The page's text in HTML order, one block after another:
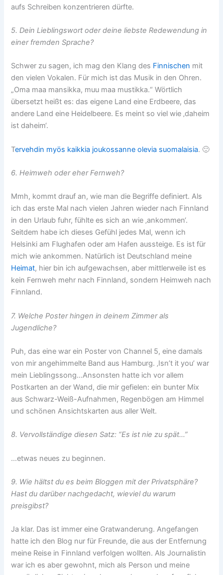
aufs Schreiben konzentrieren dürfte.
5. Dein Lieblingswort oder deine liebste Redewendung in
einer fremden Sprache?
Schwer zu sagen, ich mag den Klang des Finnischen mit
den vielen Vokalen. Für mich ist das Musik in den Ohren.
„Oma maa mansikka, muu maa mustikka.“ Wörtlich
übersetzt heißt es: das eigene Land eine Erdbeere, das
andere Land eine Heidelbeere. Es meint so viel wie ‚daheim
ist daheim‘.
Tervehdin myös kaikkia joukossanne olevia suomalaisia. 🙂
6. Heimweh oder eher Fernweh?
Mmh, kommt drauf an, wie man die Begriffe definiert. Als
ich das erste Mal nach vielen Jahren wieder nach Finnland
in den Urlaub fuhr, fühlte es sich an wie ‚ankommen‘.
Seitdem habe ich dieses Gefühl jedes Mal, wenn ich
Helsinki am Flughafen oder am Hafen aussteige. Es ist für
mich wie ankommen. Natürlich ist Deutschland meine
Heimat, hier bin ich aufgewachsen, aber mittlerweile ist es
kein Fernweh mehr nach Finnland, sondern Heimweh nach
Finnland.
7. Welche Poster hingen in deinem Zimmer als
Jugendliche?
Puh, das eine war ein Poster von Channel 5, eine damals
von mir angehimmelte Band aus Hamburg. ‚Isn’t it you’ war
mein Lieblingssong…Ansonsten hatte ich vor allem
Postkarten an der Wand, die mir gefielen: ein bunter Mix
aus Schwarz-Weiß-Aufnahmen, Regenbögen am Himmel
und schönen Ansichtskarten aus aller Welt.
8. Vervollständige diesen Satz: “Es ist nie zu spät…”
…etwas neues zu beginnen.
9. Wie hältst du es beim Bloggen mit der Privatsphäre?
Hast du darüber nachgedacht, wieviel du warum
preisgibst?
Ja klar. Das ist immer eine Gratwanderung. Angefangen
hatte ich den Blog nur für Freunde, die aus der Entfernung
meine Reise in Finnland verfolgen wollten. Als Journalistin
war ich es aber gewohnt, mich als Person und meine